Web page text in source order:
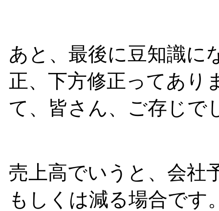
あと、最後に豆知識に
正、下方修正ってあり
て、皆さん、ご存じで
売上高でいうと、会社
もしくは減る場合です